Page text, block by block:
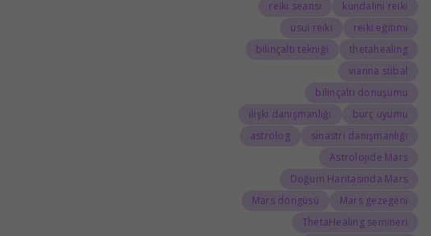
kundalini reiki
reiki seansı
reiki eğitimi
usui reiki
thetahealing
bilinçaltı tekniği
vianna stibal
bilinçaltı dönüşümü
burç uyumu
ilişki danışmanlığı
sinastri danışmanlığı
astrolog
Astrolojide Mars
Doğum Haritasında Mars
Mars gezegeni
Mars döngüsü
ThetaHealing semineri